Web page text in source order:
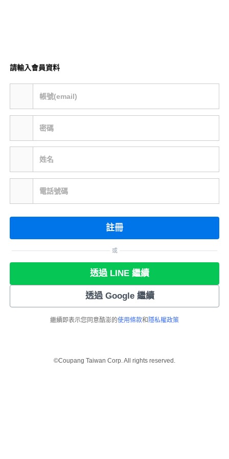
請輸入會員資料
帳號(email)
密碼
姓名
電話號碼
註冊
或
透過 LINE 繼續
透過 Google 繼續
繼續即表示您同意酷澎的使用條款和 隱私權政策
©Coupang Taiwan Corp. All rights reserved.